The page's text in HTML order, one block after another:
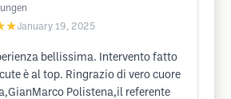
January 19, 2025
bellissima. Intervento fatto
è al top. Ringrazio di vero cuore
Polistena,il referente